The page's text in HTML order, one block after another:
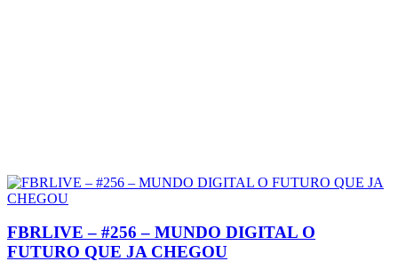
FBRLIVE – #256 – MUNDO DIGITAL O
FUTURO QUE JA CHEGOU